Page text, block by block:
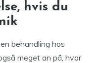
hvis du
behandling hos
meget an på, hvor